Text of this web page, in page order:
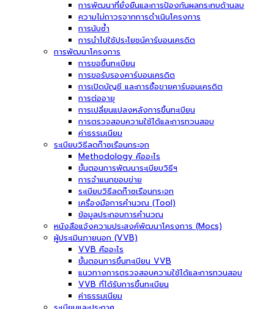
การพัฒนาที่ยั่งยืนและการป้องกันผลกระทบด้านลบ
ความไม่ถาวรจากการดำเนินโครงการ
การนับซ้ำ
การนำไปใช้ประโยชน์คาร์บอนเครดิต
การพัฒนาโครงการ
การขอขึ้นทะเบียน
การขอรับรองคาร์บอนเครดิต
การเปิดบัญชี และการซื้อขายคาร์บอนเครดิต
การต่ออายุ
การเปลี่ยนแปลงหลังการขึ้นทะเบียน
การตรวจสอบความใช้ได้และการทวนสอบ
ค่าธรรมเนียม
ระเบียบวิธีลดก๊าซเรือนกระจก
Methodology คืออะไร
ขั้นตอนการพัฒนาระเบียบวิธีฯ
การจำแนกขอบข่าย
ระเบียบวิธีลดก๊าซเรือนกระจก
เครื่องมือการคำนวณ (Tool)
ข้อมูลประกอบการคำนวณ
หนังสือแจ้งความประสงค์พัฒนาโครงการ (Mocs)
ผู้ประเมินภายนอก (VVB)
VVB คืออะไร
ขั้นตอนการขึ้นทะเบียน VVB
แนวทางการตรวจสอบความใช้ได้และการทวนสอบ
VVB ที่ได้รับการขึ้นทะเบียน
ค่าธรรมเนียม